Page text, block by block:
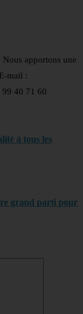
apportons une
mail :
99 40 71 60
à tous les
grand parti pour